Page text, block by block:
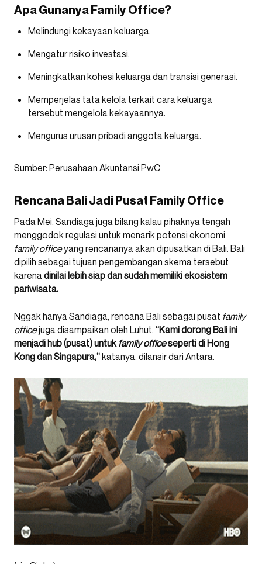
Apa Gunanya Family Office?
Melindungi kekayaan keluarga.
Mengatur risiko investasi.
Meningkatkan kohesi keluarga dan transisi generasi.
Memperjelas tata kelola terkait cara keluarga
tersebut mengelola kekayaannya.
Mengurus urusan pribadi anggota keluarga.
Sumber: Perusahaan Akuntansi PwC
Rencana Bali Jadi Pusat Family Office
Pada Mei, Sandiaga juga bilang kalau pihaknya tengah
menggodok regulasi untuk menarik potensi ekonomi
family officeyang rencananya akan dipusatkan di Bali. Bali
dipilih sebagai tujuan pengembangan skema tersebut
karenadinilai lebih siap dan sudah memiliki ekosistem
pariwisata.
Nggak hanya Sandiaga, rencana Bali sebagai pusat family
officejuga disampaikan oleh Luhut. “Kami dorong Bali ini
menjadi hub (pusat) untukfamily officeseperti di Hong
Kong dan Singapura,”katanya, dilansir dari Antara.